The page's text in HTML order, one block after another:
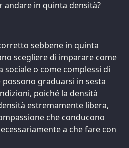
andare in quinta densità?
sebbene in quinta
scegliere di imparare come
sociale o come complessi di
graduarsi in sesta
poiché la densità
estremamente libera,
che conducono
a che fare con